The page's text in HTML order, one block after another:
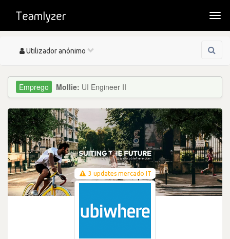
Toggle
Utilizador anónimo
Mollie: UI Engineer II
3 updates mercado IT